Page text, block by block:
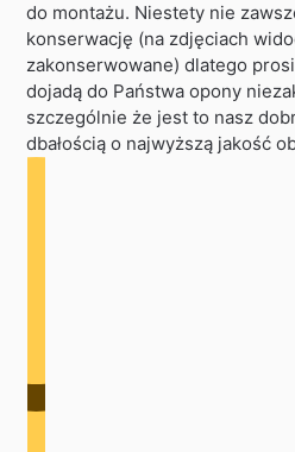
do montażu. Niestety nie
konserwację (na zdjęciach
zakonserwowane) dlatego
dojadą do Państwa opony
szczególnie że jest to nasz
dbałością o najwyższą jakość